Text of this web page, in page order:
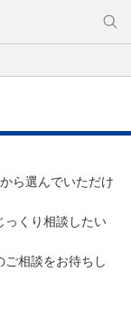
ら選んでいただけ
っくり相談したい
相談をお待ちし